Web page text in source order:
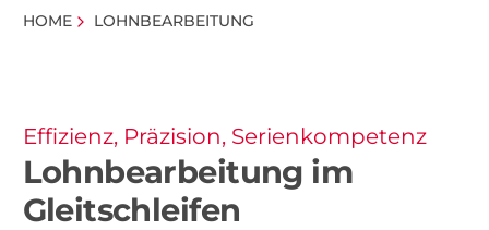
HOME LOHNBEARBEITUNG
Effizienz, Präzision, Serienkompetenz
Lohnbearbeitung im
Gleitschleifen